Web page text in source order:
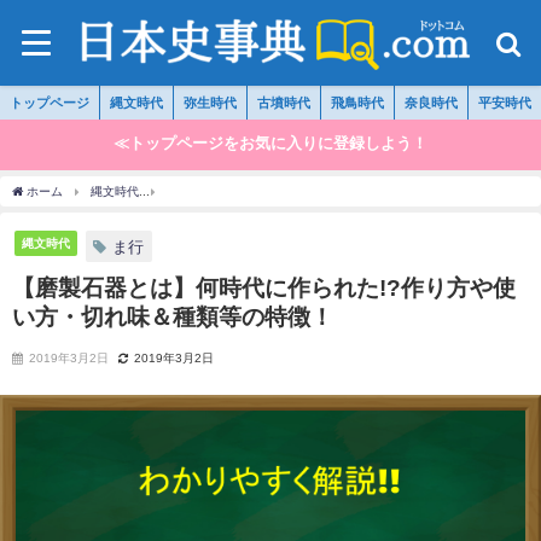
トップページ 縄文時代 弥生時代 古墳時代 飛鳥時代 奈良時代 平安時代
≪トップページをお気に入りに登録しよう！
ホーム 縄文時代
縄文時代 ま行
【磨製石器とは】何時代に作られた!?作り方や使
い方・切れ味＆種類等の特徴！
2019年3月2日 2019年3月2日